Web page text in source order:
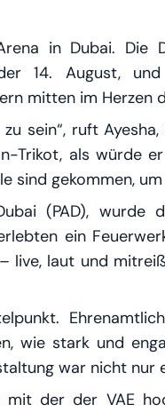
in Dubai. Die
14. August,
mitten im Herzen
sein“, ruft
Trikot, als würde
sind gekommen,
(PAD), wurde
ein
live, laut und
wie stark und
war nicht
mit der der VAE